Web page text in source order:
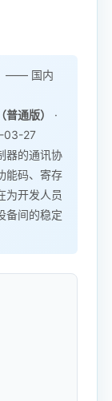
—— 国内
通版）
·
03-27
器的通讯协
能码、寄存
为开发人员
备间的稳定